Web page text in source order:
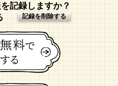
記録しますか？